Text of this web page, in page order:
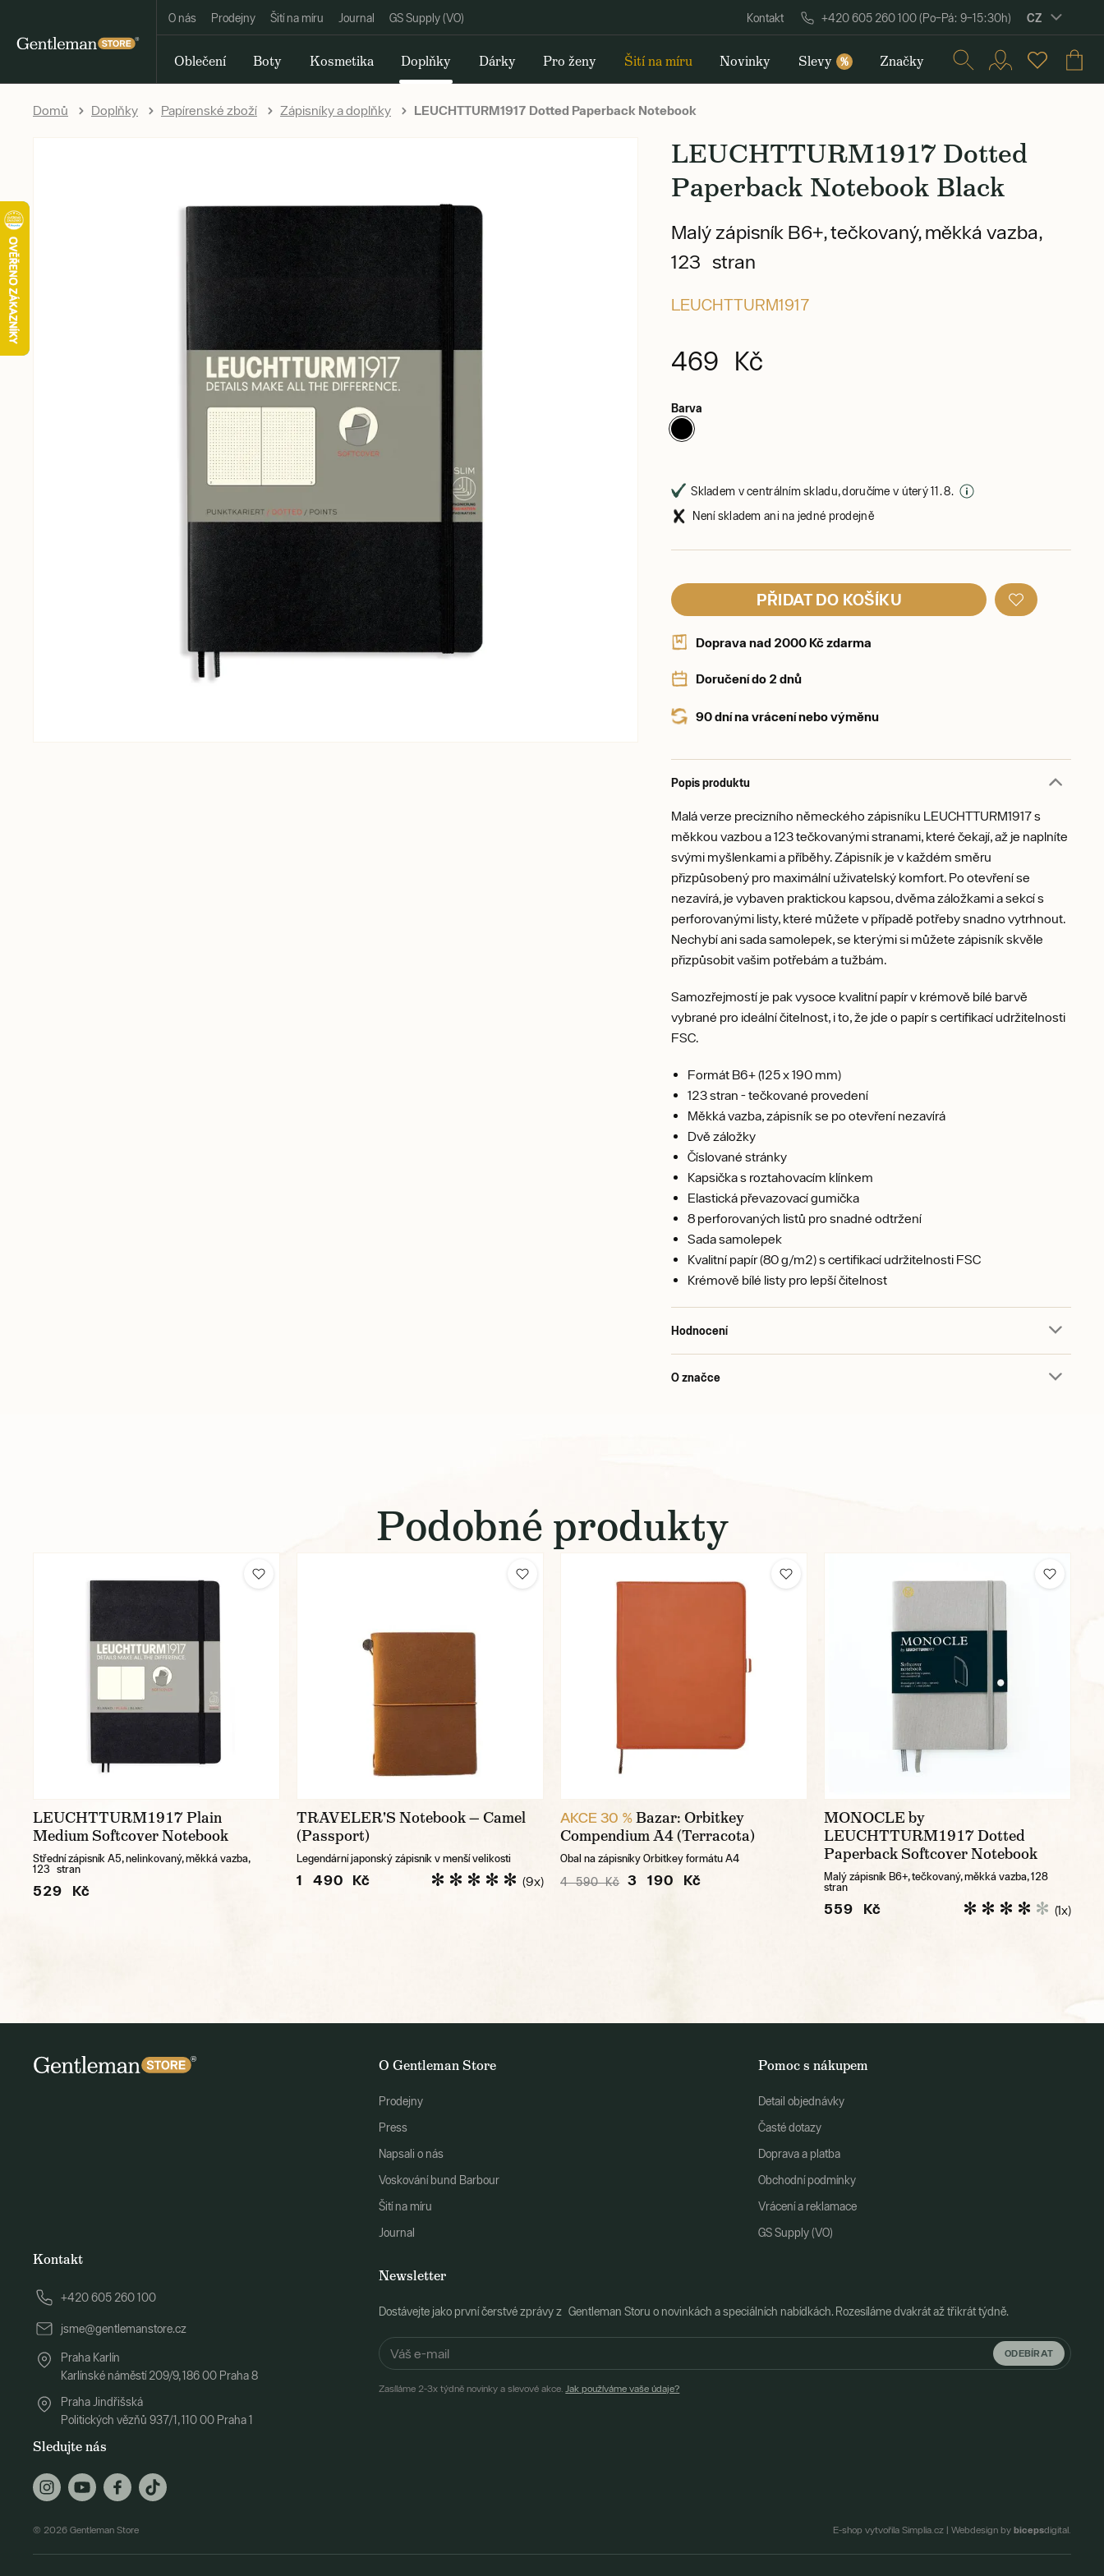
O nás Prodejny Šití na míru Journal GS Supply (VO) Kontakt +420 605 260 100 (Po–Pá: 9–15:30h) CZ
Oblečení Boty Kosmetika Doplňky Dárky Pro ženy Šití na míru Novinky Slevy % Značky
Domů Doplňky Papírenské zboží Zápisníky a doplňky LEUCHTTURM1917 Dotted Paperback Notebook
LEUCHTTURM1917 Dotted
Paperback Notebook Black
Malý zápisník B6+, tečkovaný, měkká vazba,
123 stran
LEUCHTTURM1917
469 Kč
Barva
Skladem v centrálním skladu, doručíme v úterý 11. 8.
Není skladem ani na jedné prodejně
PŘIDAT DO KOŠÍKU
Doprava nad 2000 Kč zdarma
Doručení do 2 dnů
90 dní na vrácení nebo výměnu
Popis produktu
Malá verze precizního německého zápisníku LEUCHTTURM1917 s
měkkou vazbou a 123 tečkovanými stranami, které čekají, až je naplníte
svými myšlenkami a příběhy. Zápisník je v každém směru
přizpůsobený pro maximální uživatelský komfort. Po otevření se
nezavírá, je vybaven praktickou kapsou, dvěma záložkami a sekcí s
perforovanými listy, které můžete v případě potřeby snadno vytrhnout.
Nechybí ani sada samolepek, se kterými si můžete zápisník skvěle
přizpůsobit vašim potřebám a tužbám.
Samozřejmostí je pak vysoce kvalitní papír v krémově bílé barvě
vybrané pro ideální čitelnost, i to, že jde o papír s certifikací udržitelnosti
FSC.
Formát B6+ (125 x 190 mm)
123 stran - tečkované provedení
Měkká vazba, zápisník se po otevření nezavírá
Dvě záložky
Číslované stránky
Kapsička s roztahovacím klínkem
Elastická převazovací gumička
8 perforovaných listů pro snadné odtržení
Sada samolepek
Kvalitní papír (80 g/m2) s certifikací udržitelnosti FSC
Krémově bílé listy pro lepší čitelnost
Hodnocení
O značce
Podobné produkty
LEUCHTTURM1917 Plain
Medium Softcover Notebook
Střední zápisník A5, nelinkovaný, měkká vazba,
123 stran
529 Kč
TRAVELER'S Notebook — Camel
(Passport)
Legendární japonský zápisník v menší velikosti
1 490 Kč (9x)
AKCE 30 %Bazar: Orbitkey
Compendium A4 (Terracota)
Obal na zápisníky Orbitkey formátu A4
4 590 Kč 3 190 Kč
MONOCLE by
LEUCHTTURM1917 Dotted
Paperback Softcover Notebook
Malý zápisník B6+, tečkovaný, měkká vazba, 128
stran
559 Kč (1x)
O Gentleman Store
Prodejny
Press
Napsali o nás
Voskování bund Barbour
Šití na míru
Journal
Pomoc s nákupem
Detail objednávky
Časté dotazy
Doprava a platba
Obchodní podmínky
Vrácení a reklamace
GS Supply (VO)
Newsletter
Dostávejte jako první čerstvé zprávy z Gentleman Storu o novinkách a speciálních nabídkách. Rozesíláme dvakrát až třikrát týdně.
ODEBÍRAT
Zasíláme 2-3x týdně novinky a slevové akce. Jak používáme vaše údaje?
Kontakt
+420 605 260 100
jsme@gentlemanstore.cz
Praha Karlín
Karlínské náměstí 209/9, 186 00 Praha 8
Praha Jindřišská
Politických vězňů 937/1, 110 00 Praha 1
Sledujte nás
© 2026 Gentleman Store E-shop vytvořila Simplia.cz | Webdesign by bicepsdigital.